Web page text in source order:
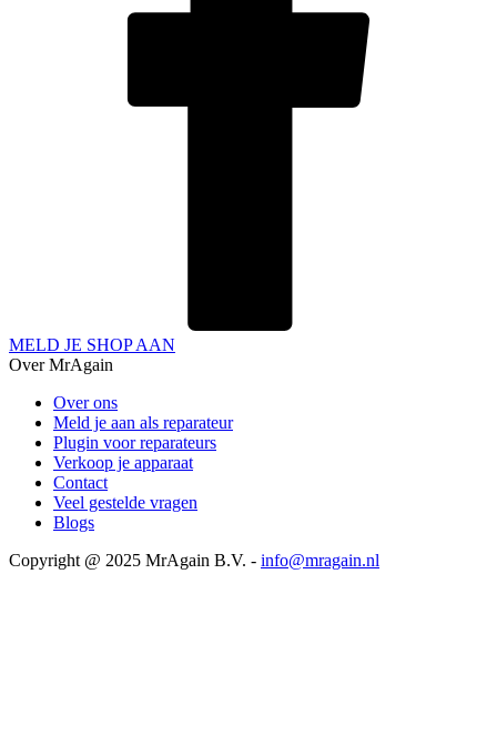
MELD JE SHOP AAN
Over MrAgain
Over ons
Meld je aan als reparateur
Plugin voor reparateurs
Verkoop je apparaat
Contact
Veel gestelde vragen
Blogs
Copyright @ 2025 MrAgain B.V. - info@mragain.nl